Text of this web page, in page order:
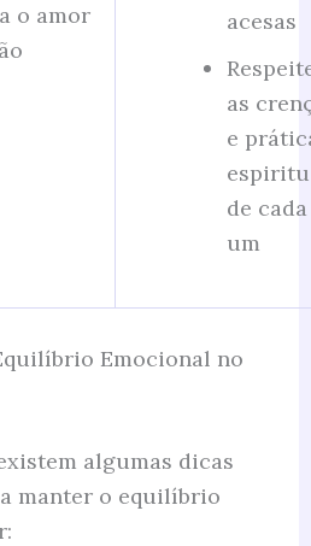
o amor
acesas
as
e
de cada
um
Emocional no
algumas dicas
manter o equilíbrio